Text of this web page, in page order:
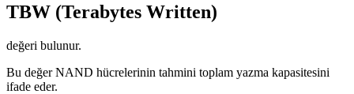
TBW (Terabytes Written)
değeri bulunur.
Bu değer NAND hücrelerinin tahmini toplam yazma kapasitesini
ifade eder.